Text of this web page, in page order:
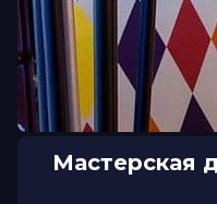
Мастерская